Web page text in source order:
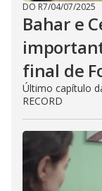
DO R7/04/07/2025
Bahar e
final de
Último capítulo
RECORD